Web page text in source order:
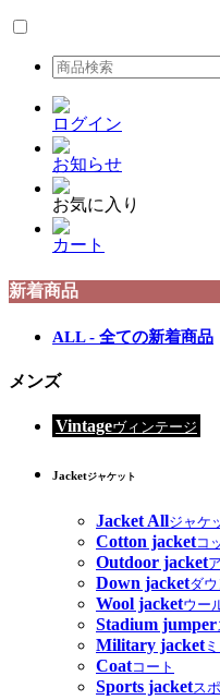
ログイン
お知らせ
お気に入り
カート
新着商品
ALL - 全ての新着商品
メンズ
Vintageヴィンテージ
Jacketジャケット
Jacket Allジャケ
Cotton jacketコ
Outdoor jacket
Down jacketダウ
Wool jacketウー
Stadium jumper
Military jacket
Coatコート
Sports jacketス